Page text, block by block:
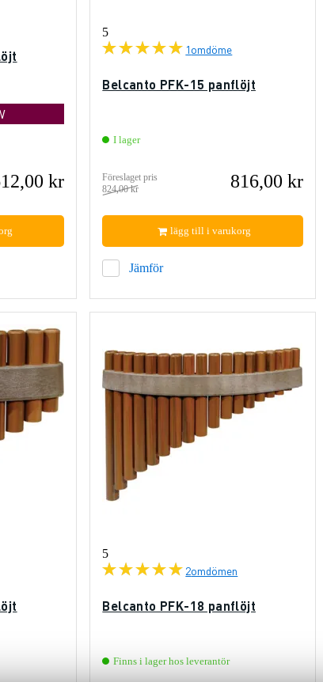
kr
5
1omdöme
Belcanto PFK-15 panflöjt
I lager
Föreslaget pris
824,00 kr
816,00 kr
Jämför
lägg till i varukorg
5
2omdömen
Belcanto PFK-18 panflöjt
Finns i lager hos leverantör